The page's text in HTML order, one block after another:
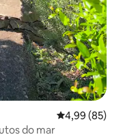
4,99 de uma
4,99 (85)
do mar